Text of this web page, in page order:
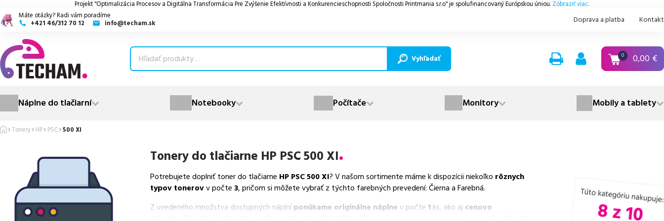
Projekt "Optimalizácia Procesov a Digitálna Transformácia Pre Zvýšenie Efektívnosti a Konkurencieschopnosti Spoločnosti Printmania s.r.o" je spolufinancovaný Európskou úniou. Zobraziť viac.
Máte otázky? Radi vám poradíme
+421 46/312 70 12
info@techam.sk Doprava a platba Kontakt
Vyhľadať 0 0,00 €
Náplne do tlačiarní Notebooky Počítače Monitory Mobily a tablety
Tonery HP PSC 500 XI
Tonery do tlačiarne HP PSC 500 XI
Potrebujete doplniť toner do tlačiarne HP PSC 500 XI? V našom sortimente máme k dispozícii niekoľko rôznych
typov tonerovv počte 3, pričom si môžete vybrať z týchto farebných prevedení: Čierna a Farebná.
Z uvedeného množstva dostupných náplníponúkame originálne náplne v počte 1ks, ako aj cenovo